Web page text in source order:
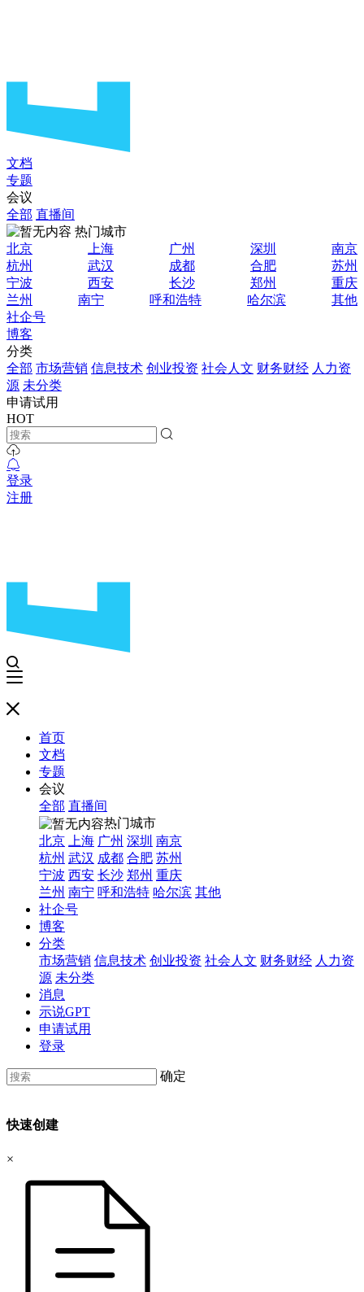
文档
专题
会议
全部 直播间
热门城市
北京
上海 广州 深圳
南京
杭州
武汉 成都 合肥
苏州
宁波
西安 长沙 郑州
重庆
兰州
南宁 呼和浩特 哈尔滨
其他
社企号
博客
分类
全部 市场营销 信息技术 创业投资 社会人文 财务财经 人力资
源 未分类
申请试用
HOT
登录
注册
首页
文档
专题
会议
全部 直播间
热门城市
北京
上海 广州 深圳 南京
杭州 武汉 成都 合肥 苏州
宁波 西安 长沙 郑州 重庆
兰州 南宁 呼和浩特 哈尔滨 其他
社企号
博客
分类
市场营销 信息技术 创业投资 社会人文 财务财经 人力资
源 未分类
消息
示说GPT
申请试用
登录
确定
快速创建
×